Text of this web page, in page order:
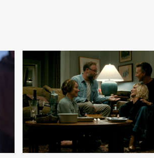
FSK
FSK 12
Kinostart
15.06.2023